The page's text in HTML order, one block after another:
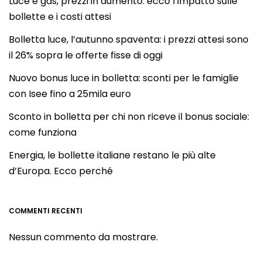
bollette e i costi attesi
Bolletta luce, l’autunno spaventa: i prezzi attesi sono
il 26% sopra le offerte fisse di oggi
Nuovo bonus luce in bolletta: sconti per le famiglie
con Isee fino a 25mila euro
Sconto in bolletta per chi non riceve il bonus sociale:
come funziona
Energia, le bollette italiane restano le più alte
d’Europa. Ecco perché
COMMENTI RECENTI
Nessun commento da mostrare.